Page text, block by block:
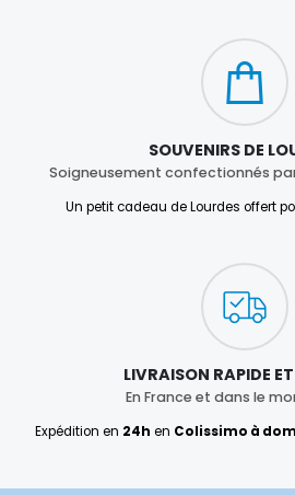
SOUVENIRS DE
Soigneusement confectionnés
Un petit cadeau de Lourdes offert
LIVRAISON RAPIDE
En France et dans le
Expédition en 24h en Colissimo à